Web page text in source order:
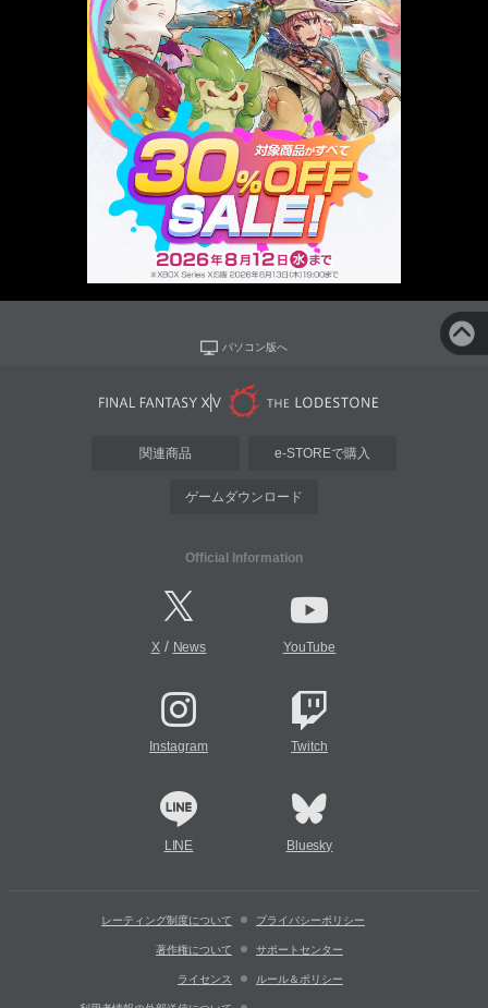
パソコン版へ
関連商品 e-STOREで購入
ゲームダウンロード
Official Information
X/ News YouTube
Instagram Twitch
LINE Bluesky
レーティング制度について プライバシーポリシー
著作権について サポートセンター
ライセンス ルール＆ポリシー